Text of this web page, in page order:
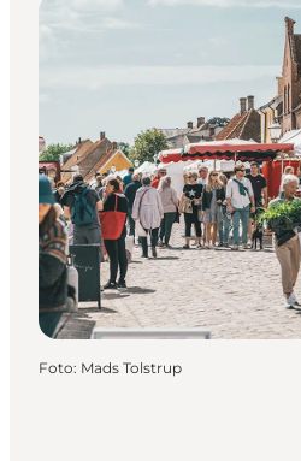
Foto: Mads Tolstrup